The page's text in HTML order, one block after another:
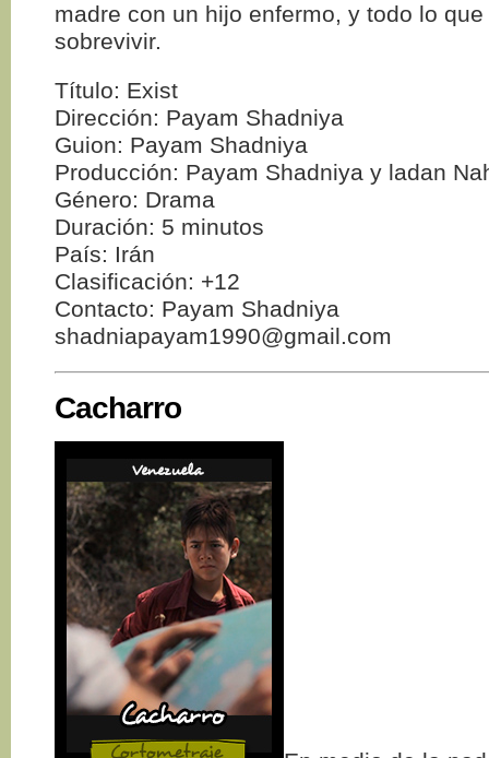
madre con un hijo enfermo, y todo lo
sobrevivir.
Título: Exist
Dirección: Payam Shadniya
Guion: Payam Shadniya
Producción: Payam Shadniya y ladan
Género: Drama
Duración: 5 minutos
País: Irán
Clasificación: +12
Contacto: Payam Shadniya
shadniapayam1990@gmail.com
Cacharro